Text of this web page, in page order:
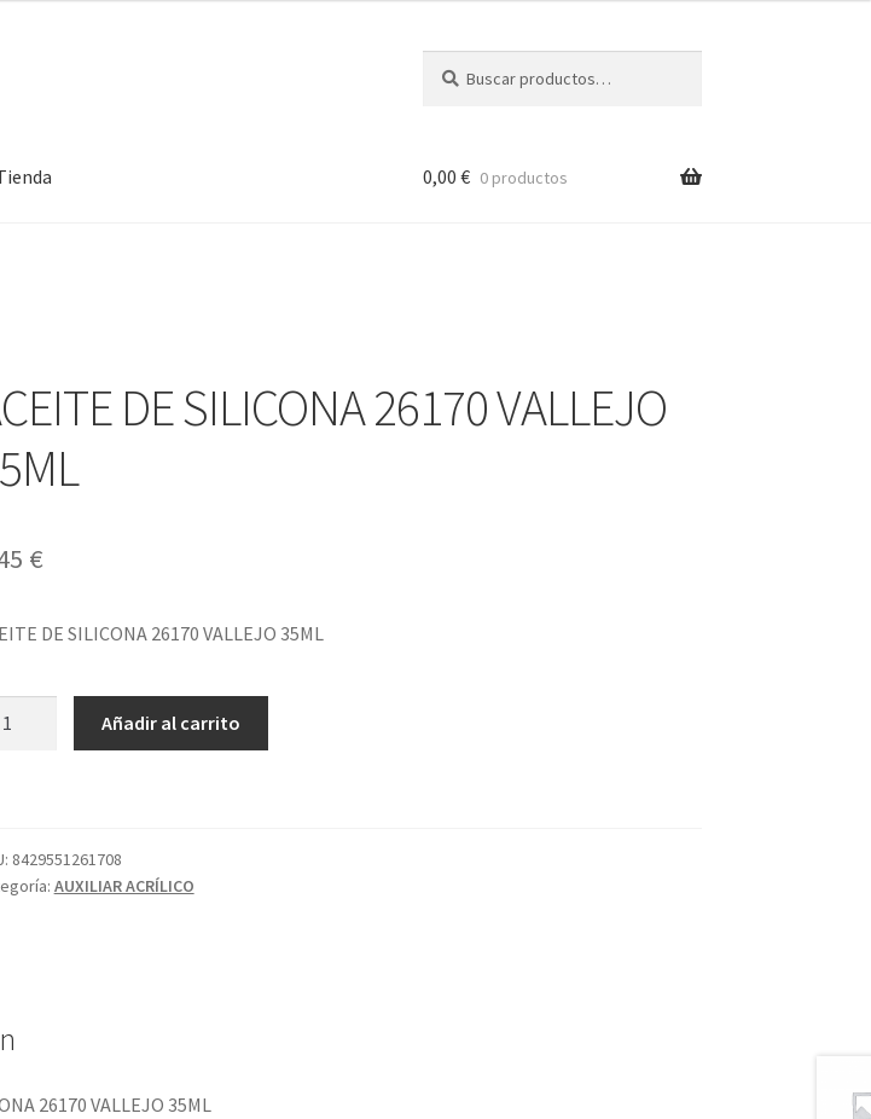
por:
0,00 € 0 productos
DE SILICONA 26170 VALLEJO
€
DE SILICONA 26170 VALLEJO 35ML
Añadir al carrito
8429551261708
AUXILIAR ACRÍLICO
26170 VALLEJO 35ML